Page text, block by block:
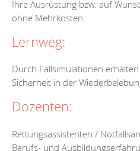
Ihre Ausrüstung bzw. auf
ohne Mehrkosten.
Lernweg:
Durch Fallsimulationen
Sicherheit in der
Dozenten:
Rettungsassistenten /
Berufs- und